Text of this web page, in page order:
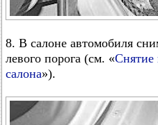
8. В салоне автомобиля
левого порога (см. «Снятие
салона»).